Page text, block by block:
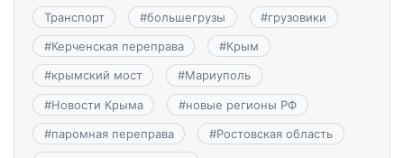
Транспорт #большегрузы #грузовики
#Керченская переправа #Крым
#крымский мост #Мариуполь
#Новости Крыма #новые регионы РФ
#паромная переправа #Ростовская область